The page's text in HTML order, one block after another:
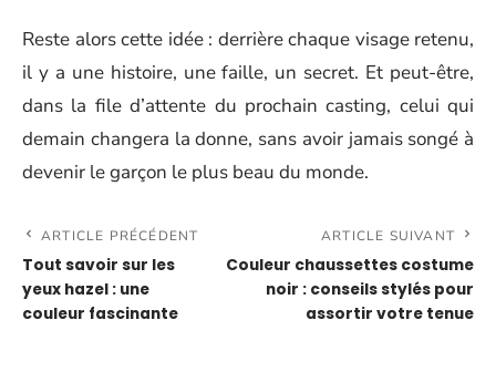
Reste alors cette idée : derrière chaque visage retenu,
il y a une histoire, une faille, un secret. Et peut-être,
dans la file d’attente du prochain casting, celui qui
demain changera la donne, sans avoir jamais songé à
devenir le garçon le plus beau du monde.
ARTICLE PRÉCÉDENT
Tout savoir sur les
yeux hazel : une
couleur fascinante
ARTICLE SUIVANT
Couleur chaussettes costume
noir : conseils stylés pour
assortir votre tenue